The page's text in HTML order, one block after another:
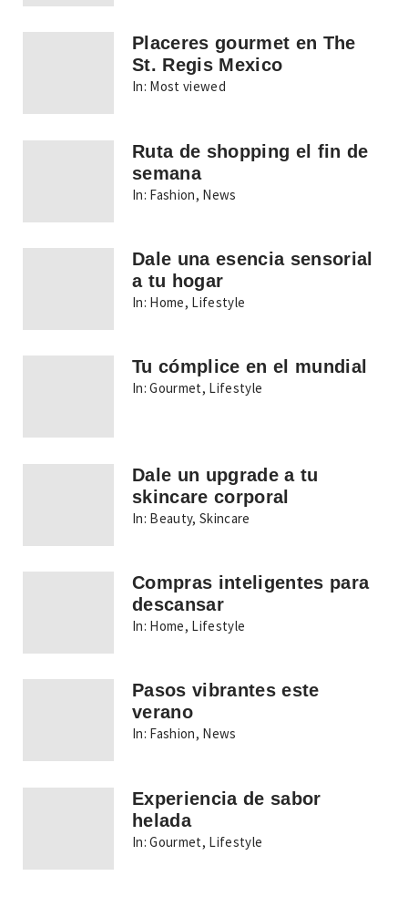
Placeres gourmet en The
St. Regis Mexico
In: Most viewed
Ruta de shopping el fin de
semana
In: Fashion, News
Dale una esencia sensorial
a tu hogar
In: Home, Lifestyle
Tu cómplice en el mundial
In: Gourmet, Lifestyle
Dale un upgrade a tu
skincare corporal
In: Beauty,Skincare
Compras inteligentes para
descansar
In: Home, Lifestyle
Pasos vibrantes este
verano
In: Fashion, News
Experiencia de sabor
helada
In: Gourmet, Lifestyle